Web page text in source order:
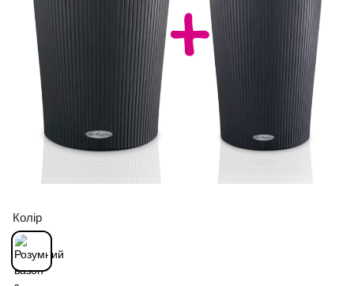
Колір